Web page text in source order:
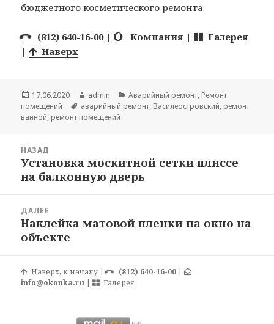
бюджетного косметического ремонта.
(812) 640-16-00| Компания |
Галерея
|
Наверх
Опубликовано
17.06.2020 Автор
admin Рубрики
Аварийный ремонт, Ремонт
помещений
Метки
аварийный ремонт, Василеостровский, ремонт
ванной, ремонт помещений
записям
НАЗАД
Предыдущая
запись:
Установка москитной сетки плиссе
на балконную дверь
ДАЛЕЕ
Следующая
запись:
Наклейка матовой пленки на окно на
объекте
Наверх, к началу | (812) 640-16-00 |
info@okonka.ru | Галерея